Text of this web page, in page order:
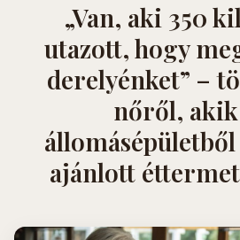
„Van, aki 350
utazott, hogy
derelyénket” –
nőről,
ajánlott